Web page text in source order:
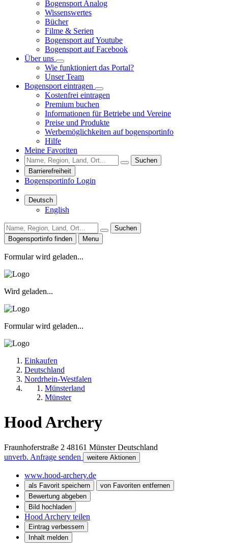
Bogensport Analog
Wissenswertes
Bücher
Filme & Serien
Bogensport auf Youtube
Bogensport auf Facebook
Über uns
Wie funktioniert das Portal?
Unser Team
Bogensport eintragen
Kostenfrei eintragen
Premium buchen
Informationen für Betriebe und Vereine
Preise und Produkte
Werbemöglichkeiten auf bogensportinfo
Hilfe
Meine Favoriten
Suchen
Barrierefreiheit
Bogensportinfo Login
Deutsch
English
Suchen
Bogensportinfo finden
Menu
Formular wird geladen...
Wird geladen...
Formular wird geladen...
Einkaufen
Deutschland
Nordrhein-Westfalen
Münsterland
Münster
Hood Archery
Fraunhoferstraße 2 48161 Münster Deutschland
unverb. Anfrage senden
weitere Aktionen
www.hood-archery.de
als Favorit speichern
von Favoriten entfernen
Bewertung abgeben
Bild hochladen
Hood Archery teilen
Eintrag verbessern
Inhalt melden